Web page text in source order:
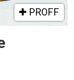
PROFF